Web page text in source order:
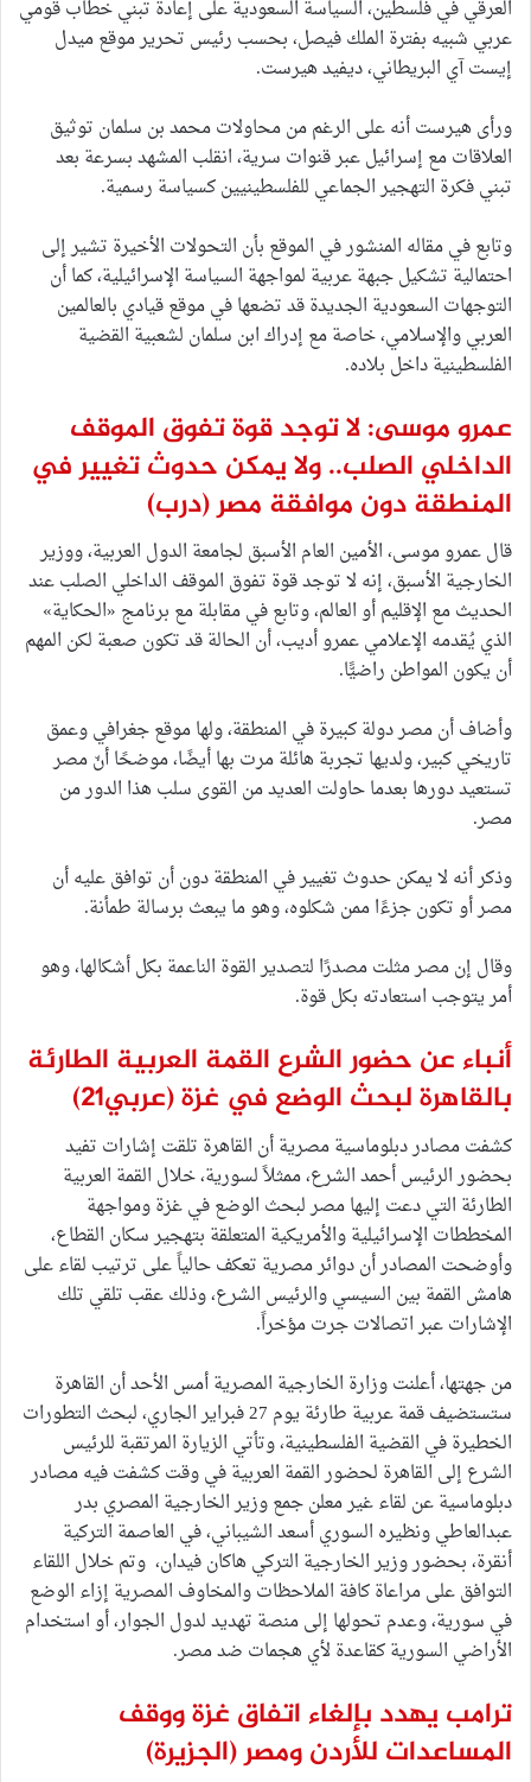
العرقي في فلسطين، السياسة السعودية على إعادة تبني خطاب قومي
عربي شبيه بفترة الملك فيصل، بحسب رئيس تحرير موقع ميدل
إيست آي البريطاني، ديفيد هيرست.
ورأى هيرست أنه على الرغم من محاولات محمد بن سلمان توثيق
العلاقات مع إسرائيل عبر قنوات سرية، انقلب المشهد بسرعة بعد
تبني فكرة التهجير الجماعي للفلسطينيين كسياسة رسمية.
وتابع في مقاله المنشور في الموقع بأن التحولات الأخيرة تشير إلى
احتمالية تشكيل جبهة عربية لمواجهة السياسة الإسرائيلية، كما أن
التوجهات السعودية الجديدة قد تضعها في موقع قيادي بالعالمين
العربي والإسلامي، خاصة مع إدراك ابن سلمان لشعبية القضية
الفلسطينية داخل بلاده.
عمرو موسى: لا توجد قوة تفوق الموقف
الداخلي الصلب.. ولا يمكن حدوث تغيير في
المنطقة دون موافقة مصر(درب)
قال عمرو موسى، الأمين العام الأسبق لجامعة الدول العربية، ووزير
الخارجية الأسبق، إنه لا توجد قوة تفوق الموقف الداخلي الصلب عند
الحديث مع الإقليم أو العالم، وتابع في مقابلة مع برنامج «الحكاية»
الذي يُقدمه الإعلامي عمرو أديب، أن الحالة قد تكون صعبة لكن المهم
أن يكون المواطن راضيًّا.
وأضاف أن مصر دولة كبيرة في المنطقة، ولها موقع جغرافي وعمق
تاريخي كبير، ولديها تجربة هائلة مرت بها أيضًا، موضحًا أنّ مصر
تستعيد دورها بعدما حاولت العديد من القوى سلب هذا الدور من
مصر.
وذكر أنه لا يمكن حدوث تغيير في المنطقة دون أن توافق عليه أن
مصر أو تكون جزءًا ممن شكلوه، وهو ما يبعث برسالة طمأنة.
وقال إن مصر مثلت مصدرًا لتصدير القوة الناعمة بكل أشكالها، وهو
أمر يتوجب استعادته بكل قوة.
أنباء عن حضور الشرع القمة العربية الطارئة
بالقاهرة لبحث الوضع في غزة(عربي21)
كشفت مصادر دبلوماسية مصرية أن القاهرة تلقت إشارات تفيد
بحضور الرئيس أحمد الشرع، ممثلاً لسورية، خلال القمة العربية
الطارئة التي دعت إليها مصر لبحث الوضع في غزة ومواجهة
المخططات الإسرائيلية والأمريكية المتعلقة بتهجير سكان القطاع،
وأوضحت المصادر أن دوائر مصرية تعكف حالياً على ترتيب لقاء على
هامش القمة بين السيسي والرئيس الشرع، وذلك عقب تلقي تلك
الإشارات عبر اتصالات جرت مؤخراً.
من جهتها، أعلنت وزارة الخارجية المصرية أمس الأحد أن القاهرة
ستستضيف قمة عربية طارئة يوم 27 فبراير الجاري، لبحث التطورات
الخطيرة في القضية الفلسطينية، وتأتي الزيارة المرتقبة للرئيس
الشرع إلى القاهرة لحضور القمة العربية في وقت كشفت فيه مصادر
دبلوماسية عن لقاء غير معلن جمع وزير الخارجية المصري بدر
عبدالعاطي ونظيره السوري أسعد الشيباني، في العاصمة التركية
أنقرة، بحضور وزير الخارجية التركي هاكان فيدان، وتم خلال اللقاء
التوافق على مراعاة كافة الملاحظات والمخاوف المصرية إزاء الوضع
في سورية، وعدم تحولها إلى منصة تهديد لدول الجوار، أو استخدام
الأراضي السورية كقاعدة لأي هجمات ضد مصر.
ترامب يهدد بإلغاء اتفاق غزة ووقف
المساعدات للأردن ومصر(الجزيرة)